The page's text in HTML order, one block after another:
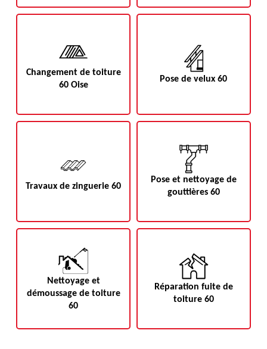
Changement de toiture
60 Oise
Pose de velux 60
Travaux de zinguerie 60
Pose et nettoyage de
gouttières 60
Nettoyage et
démoussage de toiture
60
Réparation fuite de
toiture 60